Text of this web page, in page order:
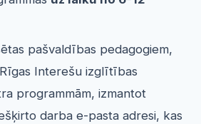
pašvaldības pedagogiem,
Interešu izglītības
programmām, izmantot
darba e-pasta adresi, kas